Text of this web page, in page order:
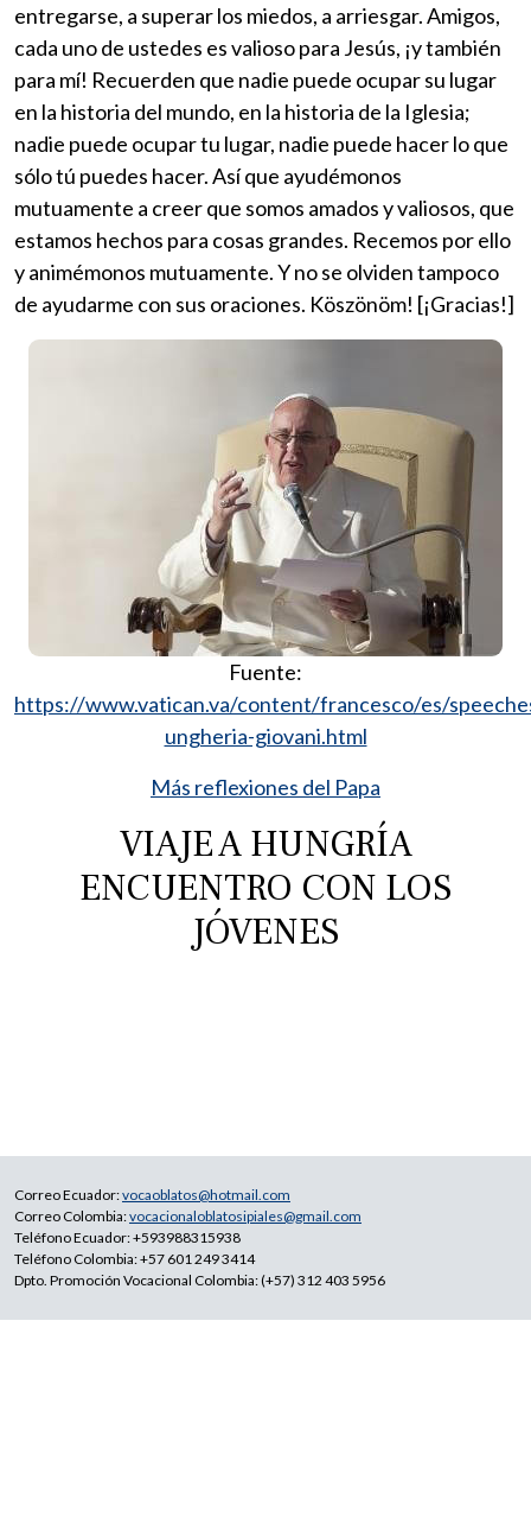
entregarse, a superar los miedos, a arriesgar. Amigos,
cada uno de ustedes es valioso para Jesús, ¡y también
para mí! Recuerden que nadie puede ocupar su lugar
en la historia del mundo, en la historia de la Iglesia;
nadie puede ocupar tu lugar, nadie puede hacer lo que
sólo tú puedes hacer. Así que ayudémonos
mutuamente a creer que somos amados y valiosos, que
estamos hechos para cosas grandes. Recemos por ello
y animémonos mutuamente. Y no se olviden tampoco
de ayudarme con sus oraciones. Köszönöm! [¡Gracias!]
Fuente:
https://www.vatican.va/content/francesco/es/
ungheria-giovani.html
Más reflexiones del Papa
VIAJE A HUNGRÍA
ENCUENTRO CON LOS
JÓVENES
Correo Ecuador:vocaoblatos@hotmail.com
Correo Colombia:vocacionaloblatosipiales@gmail.com
Teléfono Ecuador: +593988315938
Teléfono Colombia: +57 601 249 3414
Dpto. Promoción Vocacional Colombia: (+57) 312 403 5956